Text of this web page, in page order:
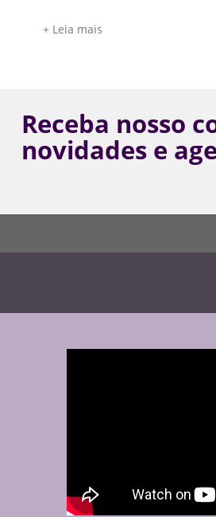
+ Leia mais
Receba nosso
novidades e